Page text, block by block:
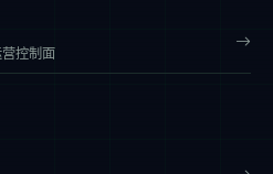
控制面